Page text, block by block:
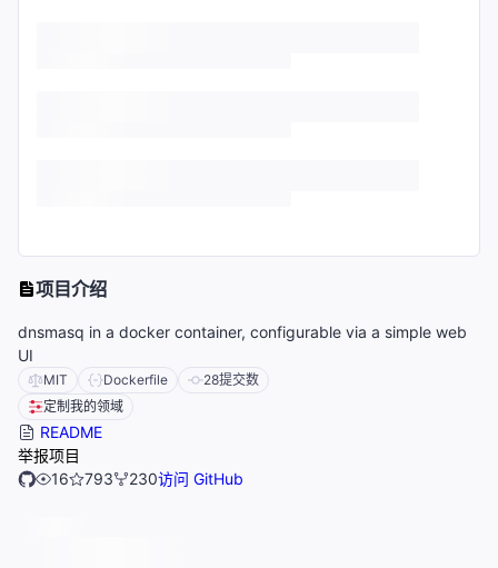
项目介绍
dnsmasq in a docker container, configurable via a simple web
UI
MIT Dockerfile 28提交数
定制我的领域
README
举报项目
16
793 230访问 GitHub